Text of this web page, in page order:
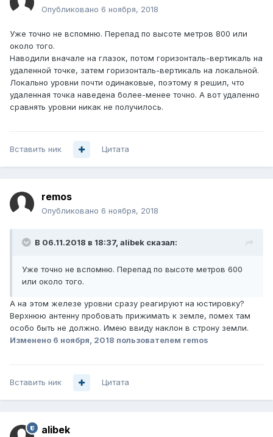
Опубликовано 6 ноября, 2018
Уже точно не вспомню. Перепад по высоте метров 800 или
около того.
Наводили вначале на глазок, потом горизонталь-вертикаль на
удаленной точке, затем горизонталь-вертикаль на локальной.
Локально уровни почти одинаковые, поэтому я решил, что
удаленная точка наведена более-менее точно. А вот удаленно
сравнять уровни никак не получилось.
Вставить ник Цитата
remos
Опубликовано 6 ноября, 2018
В 06.11.2018 в 18:37, alibek сказал:
Уже точно не вспомню. Перепад по высоте метров 600
или около того.
А на этом железе уровни сразу реагируют на юстировку?
Верхнюю антенну пробовать прижимать к земле, помех там
особо быть не должно. Имею ввиду наклон в строну земли.
Изменено 6 ноября, 2018 пользователем remos
Вставить ник Цитата
alibek